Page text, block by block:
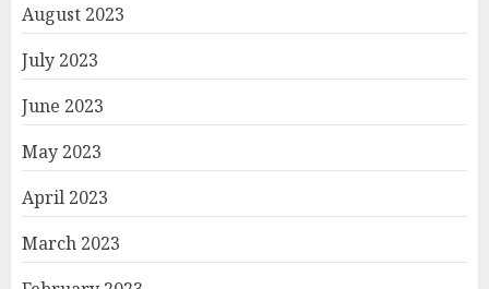
August 2023
July 2023
June 2023
May 2023
April 2023
March 2023